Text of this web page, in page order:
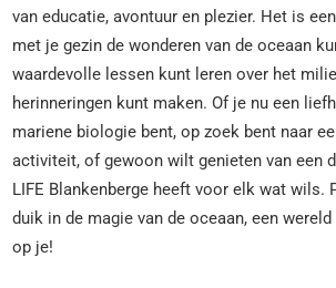
van educatie, avontuur en plezier. Het is
met je gezin de wonderen van de oceaan
waardevolle lessen kunt leren over het
herinneringen kunt maken. Of je nu een
mariene biologie bent, op zoek bent naar
activiteit, of gewoon wilt genieten van een
LIFE Blankenberge heeft voor elk wat wils.
duik in de magie van de oceaan, een
op je!